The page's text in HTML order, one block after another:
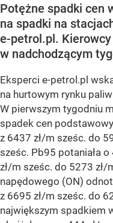
Potężne spadki cen
na spadki na
e-petrol.pl.
w nadchodzącym
Eksperci e-petrol.pl
na hurtowym rynku
W pierwszym tygodniu
spadek cen
z 6437 zł/m sześc. do
sześc. Pb95 potaniała
zł/m sześc. do 5273 zł/
napędowego (ON)
z 6695 zł/m sześc. do
największym spadkiem